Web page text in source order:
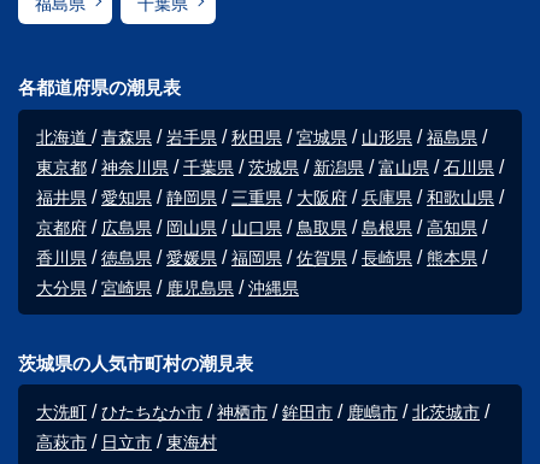
各都道府県の潮見表
北海道 青森県 岩手県 秋田県 宮城県 山形県
福島県
東京都
神奈川県 千葉県 茨城県 新潟県 富山県
石川県
福井県
愛知県 静岡県 三重県 大阪府 兵庫県
和歌山県
京都府
広島県 岡山県 山口県 鳥取県 島根県
高知県
香川県
徳島県 愛媛県 福岡県 佐賀県 長崎県
熊本県
大分県
宮崎県 鹿児島県 沖縄県
茨城県の人気市町村の潮見表
大洗町 ひたちなか市 神栖市 鉾田市 鹿嶋市
北茨城市
高萩市
日立市 東海村